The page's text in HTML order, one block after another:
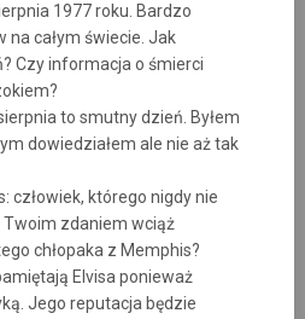
1977 roku. Bardzo
całym świecie. Jak
Czy informacja o śmierci
to smutny dzień. Byłem
dowiedziałem ale nie aż tak
człowiek, którego nigdy nie
Twoim zdaniem wciąż
chłopaka z Memphis?
Elvisa ponieważ
Jego reputacja będzie